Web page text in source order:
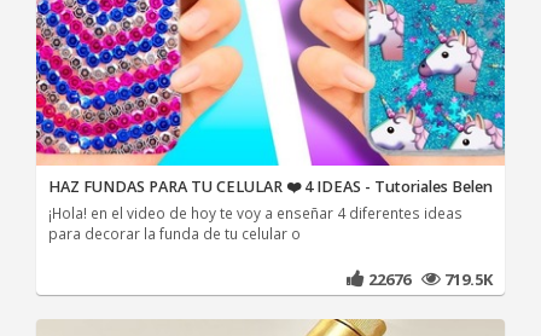
HAZ FUNDAS PARA TU CELULAR ❤️ 4 IDEAS - Tutoriales Belen
¡Hola! en el video de hoy te voy a enseñar 4 diferentes ideas
para decorar la funda de tu celular o
22676 719.5K